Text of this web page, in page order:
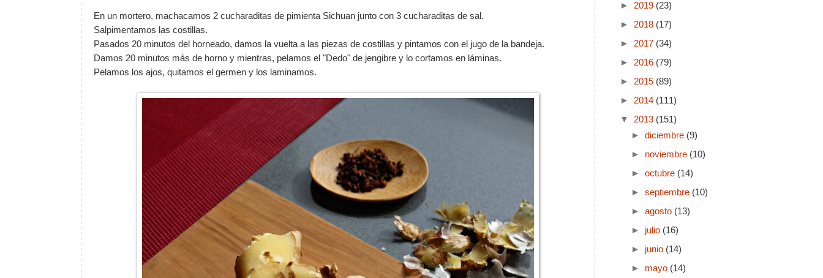
En un mortero, machacamos 2 cucharaditas de pimienta Sichuan junto con 3 cucharaditas de sal.
Salpimentamos las costillas.
Pasados 20 minutos del horneado, damos la vuelta a las piezas de costillas y pintamos con el jugo de la bandeja.
Damos 20 minutos más de horno y mientras, pelamos el "Dedo" de jengibre y lo cortamos en láminas.
Pelamos los ajos, quitamos el germen y los laminamos.
► 2019 (23)
► 2018 (17)
► 2017 (34)
► 2016 (79)
► 2015 (89)
► 2014 (111)
▼ 2013 (151)
► diciembre (9)
► noviembre (10)
► octubre (14)
► septiembre (10)
► agosto (13)
► julio (16)
► junio (14)
► mayo (14)